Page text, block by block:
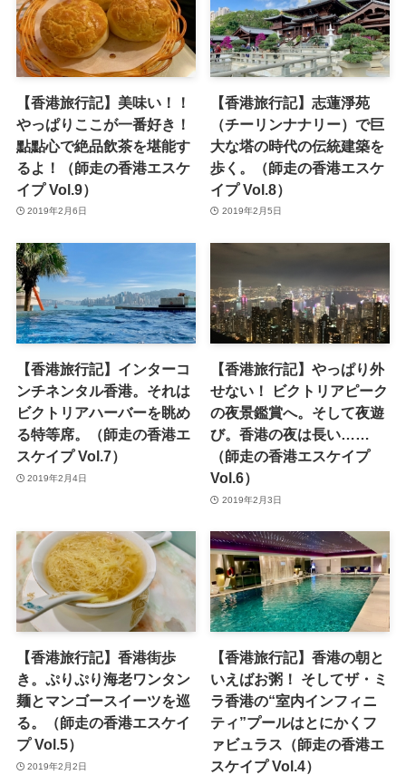
【香港旅行記】美味い！！
やっぱりここが一番好き！
點點心で絶品飲茶を堪能す
るよ！（師走の香港エスケ
イプ Vol.9）
2019年2月6日
【香港旅行記】志蓮淨苑
（チーリンナナリー）で巨
大な塔の時代の伝統建築を
歩く。（師走の香港エスケ
イプ Vol.8）
2019年2月5日
【香港旅行記】インターコ
ンチネンタル香港。それは
ビクトリアハーバーを眺め
る特等席。（師走の香港エ
スケイプ Vol.7）
2019年2月4日
【香港旅行記】やっぱり外
せない！ ビクトリアピーク
の夜景鑑賞へ。そして夜遊
び。香港の夜は長い……
（師走の香港エスケイプ
Vol.6）
2019年2月3日
【香港旅行記】香港街歩
き。ぷりぷり海老ワンタン
麺とマンゴースイーツを巡
る。（師走の香港エスケイ
プ Vol.5）
2019年2月2日
【香港旅行記】香港の朝と
いえばお粥！ そしてザ・ミ
ラ香港の“室内インフィニ
ティ”プールはとにかくフ
ァビュラス（師走の香港エ
スケイプ Vol.4）